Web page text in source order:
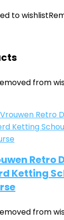
to wishlist
from
Retro
Ketting
from